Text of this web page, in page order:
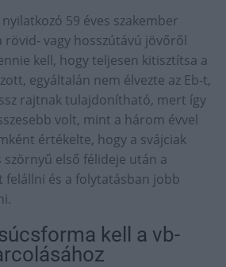
59 éves szakember
rövid- vagy hosszútávú jövőről
kell, hogy teljesen kitisztítsa a
egyáltalán nem élvezte az Eb-t,
rajtnak tulajdonítható, mert így
volt, mint a három évvel
értékelte, hogy a svájciak
első félideje után a
és a folytatásban jobb
kell a vb-